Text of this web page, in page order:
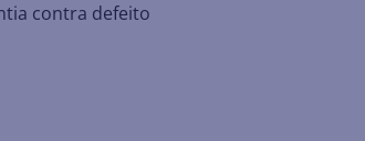
contra defeito